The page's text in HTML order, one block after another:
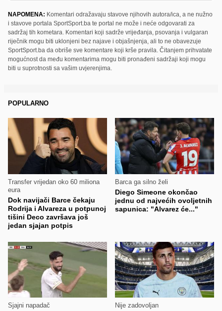
NAPOMENA: Komentari odražavaju stavove njihovih autora/ica, a ne nužno
i stavove portala SportSport.ba te portal ne može i neće odgovarati za
sadržaj tih kometara. Komentari koji sadrže vrijeđanja, psovanja i vulgaran
riječnik mogu biti uklonjeni bez najave i objašnjenja, ali to ne obavezuje
SportSport.ba da obriše sve komentare koji krše pravila. Čitanjem prihvatate
mogućnost da među komentarima mogu biti pronađeni sadržaji koji mogu
biti u suprotnosti sa vašim uvjerenjima.
POPULARNO
Transfer vrijedan oko 60 miliona
eura
Dok navijači Barce čekaju
Rodrija i Alvareza u potpunoj
tišini Deco završava još
jedan sjajan potpis
Barca ga silno želi
Diego Simeone okončao
jednu od najvećih ovoljetnih
sapunica: "Alvarez će..."
Sjajni napadač Nije zadovoljan